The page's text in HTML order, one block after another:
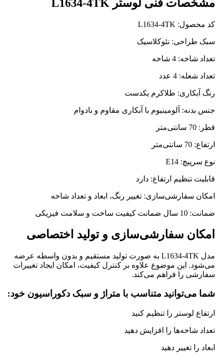
مشخصات فنی لوستر L1634-4TK
کد محصول: L1634-4TK
سبک طراحی: نئوکلاسیک
تعداد شاخه: 4 شاخه
تعداد شعله: 4 عدد
رنگ آبکاری: طلاکرم یکدست
جنس بدنه: آلومینیوم با آبکاری مقاوم و بادوام
قطر: 70 سانتی‌متر
ارتفاع: 70 سانتی‌متر
نوع سرپیچ: E14
قابلیت تنظیم ارتفاع: دارد
امکان سفارشی‌سازی: تغییر رنگ، ابعاد و تعداد شاخه
ضمانت: 10 سال ضمانت کیفیت ساخت و سلامت فیزیکی
امکان سفارشی‌سازی و تولید اختصاصی
مدل L1634-4TK به صورت تولید مستقیم و بدون واسطه عرضه
می‌شود. این موضوع علاوه بر کنترل کیفیت، امکان ایجاد تغییرات
سفارشی را فراهم می‌کند.
شما می‌توانید متناسب با متراژ و سبک دکوراسیون خود:
ارتفاع لوستر را تنظیم کنید
تعداد شاخه‌ها را افزایش دهید
ابعاد را تغییر دهید